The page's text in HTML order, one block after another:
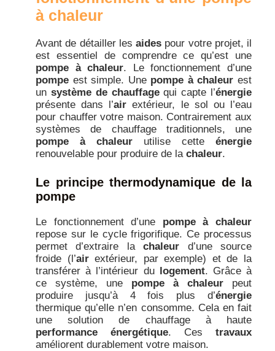
à chaleur
Avant de détailler les aides pour votre projet, il
est essentiel de comprendre ce qu’est une
pompe à chaleur. Le fonctionnement d’une
pompe est simple. Une pompe à chaleur est
un système de chauffagequi capte l’énergie
présente dans l’air extérieur, le sol ou l’eau
pour chauffer votre maison. Contrairement aux
systèmes de chauffage traditionnels, une
pompe à chaleur utilise cette énergie
renouvelable pour produire de la chaleur.
Le principe thermodynamique de la
pompe
Le fonctionnement d’une pompe à chaleur
repose sur le cycle frigorifique. Ce processus
permet d’extraire lachaleur d’une source
froide (l’airextérieur, par exemple) et de la
transférer à l’intérieur du logement. Grâce à
ce système, une pompe à chaleur peut
produire jusqu’à 4 fois plus d’énergie
thermique qu’elle n’en consomme. Cela en fait
une solution de chauffage à haute
performance énergétique. Ces travaux
améliorent durablement votre maison.